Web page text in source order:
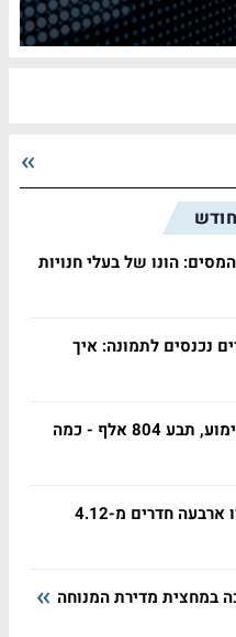
הונו של בעלי חנויות
נכנסים לתמונה: איך
פוטר אחרי 29 שנה בלי שימוע, תבע 804 אלף - כמה
תל בנימין: באותו בניין ירדו ארבעה חדרים מ-4.12